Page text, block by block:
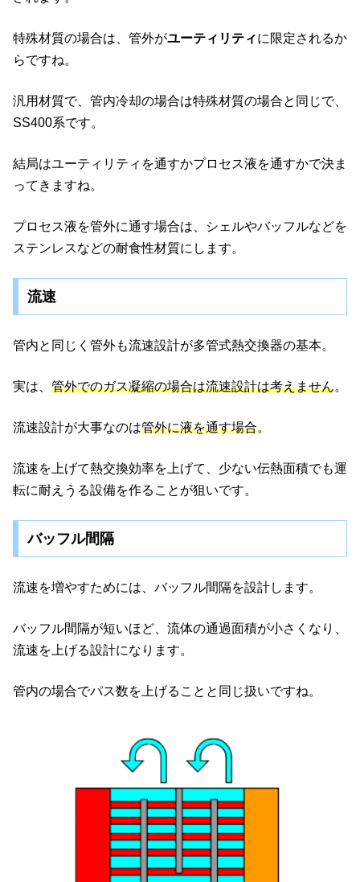
特殊材質の場合は、管外がユーティリティに限定されるか
らですね。
汎用材質で、管内冷却の場合は特殊材質の場合と同じで、
SS400系です。
結局はユーティリティを通すかプロセス液を通すかで決ま
ってきますね。
プロセス液を管外に通す場合は、シェルやバッフルなどを
ステンレスなどの耐食性材質にします。
流速
管内と同じく管外も流速設計が多管式熱交換器の基本。
実は、 管外でのガス凝縮の場合は流速設計は考えません。
流速設計が大事なのは管外に液を通す場合。
流速を上げて熱交換効率を上げて、少ない伝熱面積でも運
転に耐えうる設備を作ることが狙いです。
バッフル間隔
流速を増やすためには、バッフル間隔を設計します。
バッフル間隔が短いほど、流体の通過面積が小さくなり、
流速を上げる設計になります。
管内の場合でパス数を上げることと同じ扱いですね。